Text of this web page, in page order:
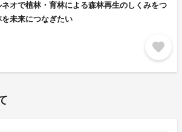
オで植林・育林による森林再生のしくみをつ
未来につなぎたい
favorite